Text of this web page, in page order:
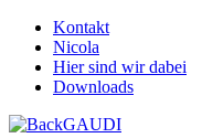
Kontakt
Nicola
Hier sind wir dabei
Downloads